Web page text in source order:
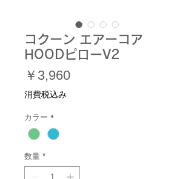
コクーン エアーコア
HOODピローV2
￥3,960価
消費税込み
カラー *
数量 *